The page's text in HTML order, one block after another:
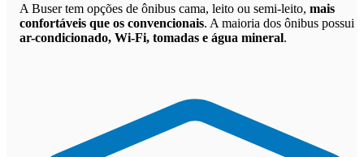
A Buser tem opções de ônibus cama, leito ou semi-leito, mais
confortáveis que os convencionais. A maioria dos ônibus possui
ar-condicionado, Wi-Fi, tomadas e água mineral.